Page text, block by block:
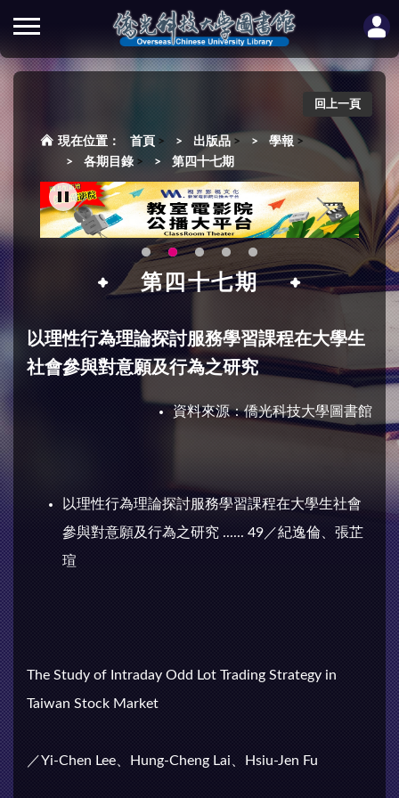
回上一頁
首頁 > 出版品 > 學報 >
各期目錄 > 第四十七期
第四十七期
以理性行為理論探討服務學習課程在大學生
社會參與對意願及行為之研究
資料來源：僑光科技大學圖書館
以理性行為理論探討服務學習課程在大學生社會
參與對意願及行為之研究 ...... 49／紀逸倫、張芷
瑄
The Study of Intraday Odd Lot Trading Strategy in
Taiwan Stock Market
／Yi-Chen Lee、Hung-Cheng Lai、Hsiu-Jen Fu